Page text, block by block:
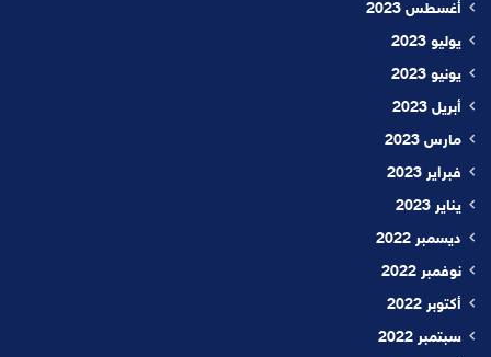
أغسطس 2023
يوليو 2023
يونيو 2023
أبريل 2023
مارس 2023
فبراير 2023
يناير 2023
ديسمبر 2022
نوفمبر 2022
أكتوبر 2022
سبتمبر 2022